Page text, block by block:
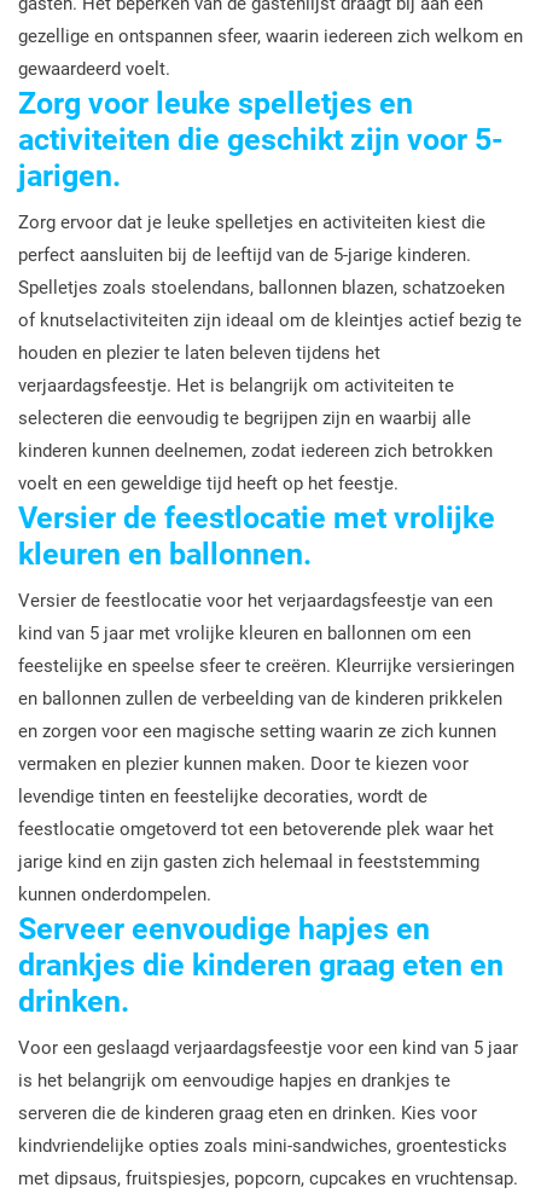
gezellige en ontspannen sfeer, waarin iedereen zich welkom en
gewaardeerd voelt.
Zorg voor leuke spelletjes en
activiteiten die geschikt zijn voor 5-
jarigen.
Zorg ervoor dat je leuke spelletjes en activiteiten kiest die
perfect aansluiten bij de leeftijd van de 5-jarige kinderen.
Spelletjes zoals stoelendans, ballonnen blazen, schatzoeken
of knutselactiviteiten zijn ideaal om de kleintjes actief bezig te
houden en plezier te laten beleven tijdens het
verjaardagsfeestje. Het is belangrijk om activiteiten te
selecteren die eenvoudig te begrijpen zijn en waarbij alle
kinderen kunnen deelnemen, zodat iedereen zich betrokken
voelt en een geweldige tijd heeft op het feestje.
Versier de feestlocatie met vrolijke
kleuren en ballonnen.
Versier de feestlocatie voor het verjaardagsfeestje van een
kind van 5 jaar met vrolijke kleuren en ballonnen om een
feestelijke en speelse sfeer te creëren. Kleurrijke versieringen
en ballonnen zullen de verbeelding van de kinderen prikkelen
en zorgen voor een magische setting waarin ze zich kunnen
vermaken en plezier kunnen maken. Door te kiezen voor
levendige tinten en feestelijke decoraties, wordt de
feestlocatie omgetoverd tot een betoverende plek waar het
jarige kind en zijn gasten zich helemaal in feeststemming
kunnen onderdompelen.
Serveer eenvoudige hapjes en
drankjes die kinderen graag eten en
drinken.
Voor een geslaagd verjaardagsfeestje voor een kind van 5 jaar
is het belangrijk om eenvoudige hapjes en drankjes te
serveren die de kinderen graag eten en drinken. Kies voor
kindvriendelijke opties zoals mini-sandwiches, groentesticks
met dipsaus, fruitspiesjes, popcorn, cupcakes en vruchtensap.